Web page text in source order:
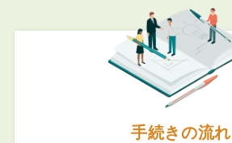
手続きの流れ